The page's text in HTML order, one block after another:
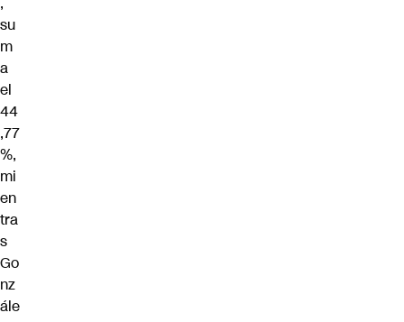
su
m
a
el
44
,77
%,
mi
en
tra
s
Go
nz
ále